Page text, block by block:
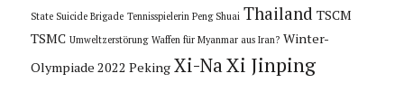
State Suicide Brigade Tennisspielerin Peng Shuai Thailand TSCM
TSMC Umweltzerstörung Waffen für Myanmar aus Iran? Winter-
Olympiade 2022 Peking Xi-NaXi Jinping